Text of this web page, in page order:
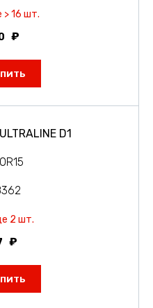
> 16 шт.
D1
2 шт.